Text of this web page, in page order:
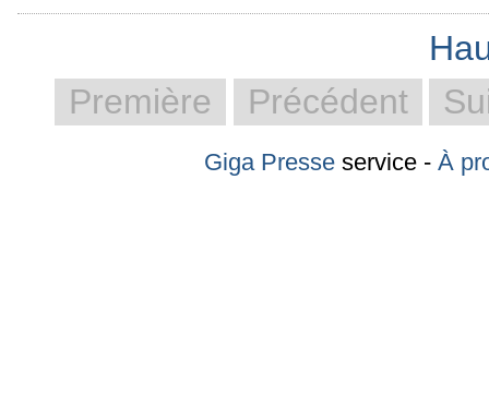
Première
Précédent
Giga Presseservice - À